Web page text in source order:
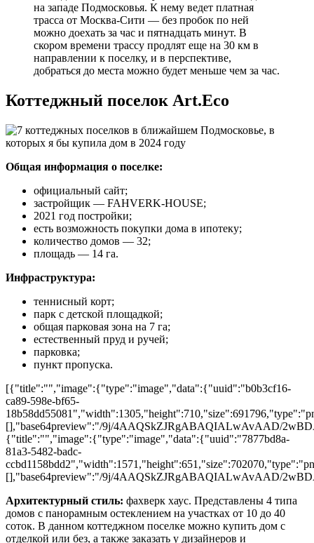
на западе Подмосковья. К нему ведет платная
трасса от Москва-Сити ― без пробок по ней
можно доехать за час и пятнадцать минут. В
скором времени трассу продлят еще на 30 км в
направлении к поселку, и в перспективе,
добраться до места можно будет меньше чем за час.
Коттеджный поселок Art.Eco
Общая информация о поселке:
официальный сайт;
застройщик ― FAHVERK-HOUSE;
2021 год постройки;
есть возможность покупки дома в ипотеку;
количество домов ― 32;
площадь ― 14 га.
Инфраструктура:
теннисный корт;
парк с детской площадкой;
общая парковая зона на 7 га;
естественный пруд и ручей;
парковка;
пункт пропуска.
[{"title":"","image":{"type":"image","data":{"uuid":"b0b3cf16-
ca89-598e-bf65-
[],"base64preview":"/9j/4AAQSkZJRgABAQIALwAvAAD/
{"title":"","image":{"type":"image","data":{"uuid":"7877bd8a-
81a3-5482-badc-
[],"base64preview":"/9j/4AAQSkZJRgABAQIALwAvAAD/
Архитектурный стиль: фахверк хаус. Представлены 4 типа
домов с панорамным остеклением на участках от 10 до 40
соток. В данном коттеджном поселке можно купить дом с
отделкой или без, а также заказать у дизайнеров и